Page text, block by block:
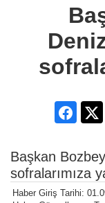
Başkan
sofralarımıza
Haber Giriş Tarihi: